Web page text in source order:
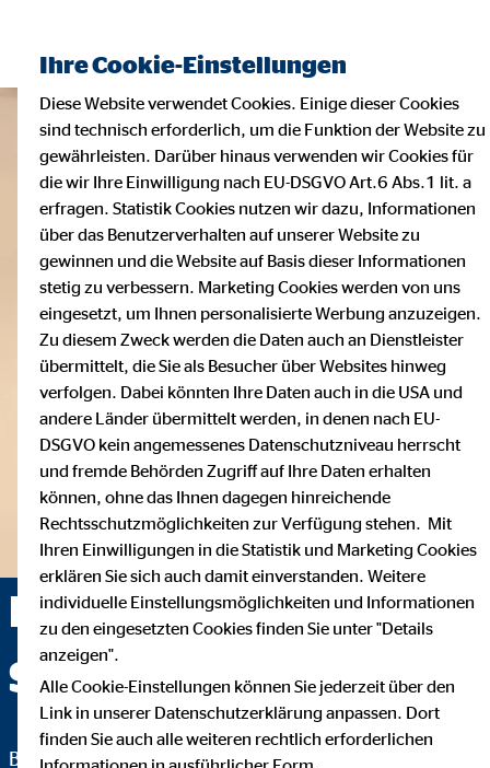
Malte Bickert — Bad
Segeberg
Bezirksdirektor für die OVB Vermögensberatung AG
Ihre Cookie-Einstellungen
Diese Website verwendet Cookies. Einige dieser Cookies
sind technisch erforderlich, um die Funktion der Website zu
gewährleisten. Darüber hinaus verwenden wir Cookies für
die wir Ihre Einwilligung nach EU-DSGVO Art.6 Abs.1 lit. a
erfragen. Statistik Cookies nutzen wir dazu, Informationen
über das Benutzerverhalten auf unserer Website zu
gewinnen und die Website auf Basis dieser Informationen
stetig zu verbessern. Marketing Cookies werden von uns
eingesetzt, um Ihnen personalisierte Werbung anzuzeigen.
Zu diesem Zweck werden die Daten auch an Dienstleister
übermittelt, die Sie als Besucher über Websites hinweg
verfolgen. Dabei könnten Ihre Daten auch in die USA und
andere Länder übermittelt werden, in denen nach EU-
DSGVO kein angemessenes Datenschutzniveau herrscht
und fremde Behörden Zugriff auf Ihre Daten erhalten
können, ohne das Ihnen dagegen hinreichende
Rechtsschutzmöglichkeiten zur Verfügung stehen. Mit
Ihren Einwilligungen in die Statistik und Marketing Cookies
erklären Sie sich auch damit einverstanden. Weitere
individuelle Einstellungsmöglichkeiten und Informationen
zu den eingesetzten Cookies finden Sie unter "Details
anzeigen".
Alle Cookie-Einstellungen können Sie jederzeit über den
Link in unserer Datenschutzerklärung anpassen. Dort
finden Sie auch alle weiteren rechtlich erforderlichen